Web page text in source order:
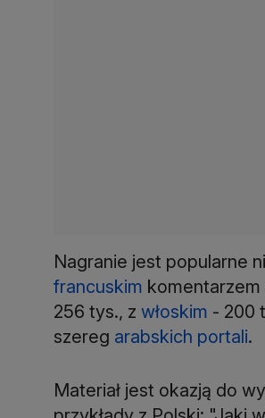
Nagranie jest popularne
francuskim
256 tys., z włoskim - 200
szereg arabskich portali.
Materiał jest okazją do